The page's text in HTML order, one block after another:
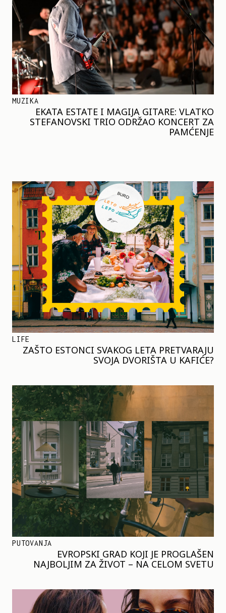
MUZIKA
EKATA ESTATE I MAGIJA GITARE: VLATKO
STEFANOVSKI TRIO ODRŽAO KONCERT ZA
PAMĆENJE
LIFE
ZAŠTO ESTONCI SVAKOG LETA PRETVARAJU
SVOJA DVORIŠTA U KAFIĆE?
PUTOVANJA
EVROPSKI GRAD KOJI JE PROGLAŠEN
NAJBOLJIM ZA ŽIVOT – NA CELOM SVETU